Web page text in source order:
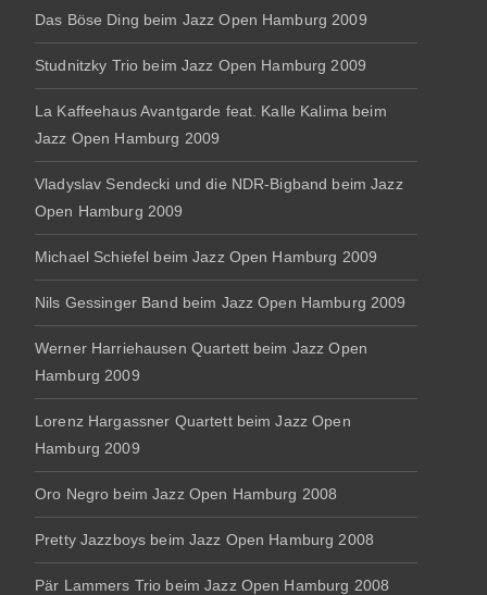
Das Böse Ding beim Jazz Open Hamburg 2009
Studnitzky Trio beim Jazz Open Hamburg 2009
La Kaffeehaus Avantgarde feat. Kalle Kalima beim
Jazz Open Hamburg 2009
Vladyslav Sendecki und die NDR-Bigband beim Jazz
Open Hamburg 2009
Michael Schiefel beim Jazz Open Hamburg 2009
Nils Gessinger Band beim Jazz Open Hamburg 2009
Werner Harriehausen Quartett beim Jazz Open
Hamburg 2009
Lorenz Hargassner Quartett beim Jazz Open
Hamburg 2009
Oro Negro beim Jazz Open Hamburg 2008
Pretty Jazzboys beim Jazz Open Hamburg 2008
Pär Lammers Trio beim Jazz Open Hamburg 2008